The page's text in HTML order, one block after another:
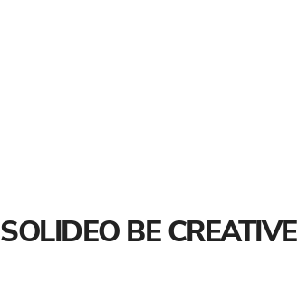
SOLIDEO BE CREATIVE